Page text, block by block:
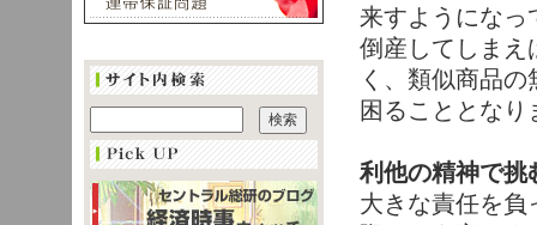
来すようになっ
倒産してしまえ
く、類似商品
困ることとなり
利他の精神で挑
大きな責任を負